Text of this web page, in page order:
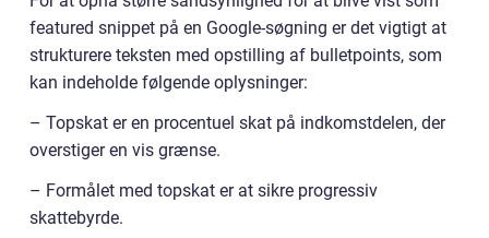
featured snippet på en Google-søgning er det vigtigt at
strukturere teksten med opstilling af bulletpoints, som
kan indeholde følgende oplysninger:
– Topskat er en procentuel skat på indkomstdelen, der
overstiger en vis grænse.
– Formålet med topskat er at sikre progressiv
skattebyrde.